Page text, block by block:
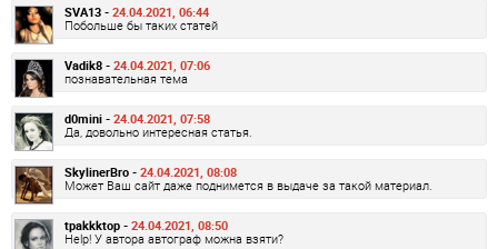
SVA13 - 24.04.2021, 06:44
Побольше бы таких статей
Vadik8 - 24.04.2021, 07:06
познавательная тема
d0mini - 24.04.2021, 07:58
Да, довольно интересная статья.
SkylinerBro - 24.04.2021, 08:08
Может Ваш сайт даже поднимется в выдаче за такой материал.
tpakkktop - 24.04.2021, 08:50
Help! У автора автограф можна взяти?